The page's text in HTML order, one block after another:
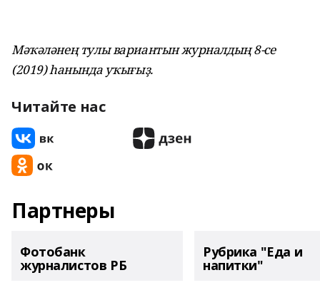
Мәҡәләнең тулы вариантын журналдың 8-се
(2019) һанында уҡығыҙ.
Читайте нас
Партнеры
Фотобанк
журналистов РБ
Рубрика "Еда и
напитки"